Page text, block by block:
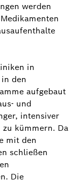
werden
in
den
aufgebaut
und
intensiver
zu kümmern. Da
mit den
schließen
Die